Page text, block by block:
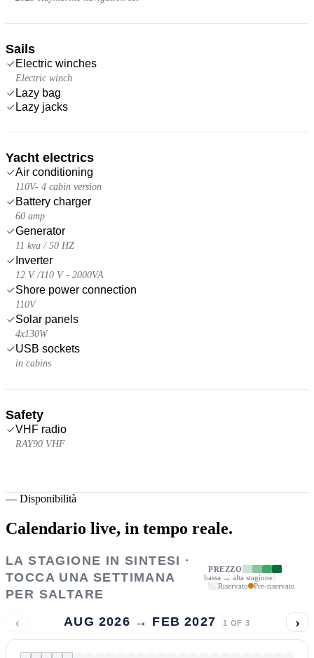
Sails
Electric winches
Electric winch
Lazy bag
Lazy jacks
Yacht electrics
Air conditioning
110V- 4 cabin version
Battery charger
60 amp
Generator
11 kva / 50 HZ
Inverter
12 V /110 V - 2000VA
Shore power connection
110V
Solar panels
4x130W
USB sockets
in cabins
Safety
VHF radio
RAY90 VHF
— Disponibilità
Calendario live, in tempo reale.
LA STAGIONE IN SINTESI ·
TOCCA UNA SETTIMANA
PER SALTARE
PREZZO
bassa → alta stagione
Riservato
Pre-riservato
‹ AUG 2026 → FEB 2027 1 OF 3 ›